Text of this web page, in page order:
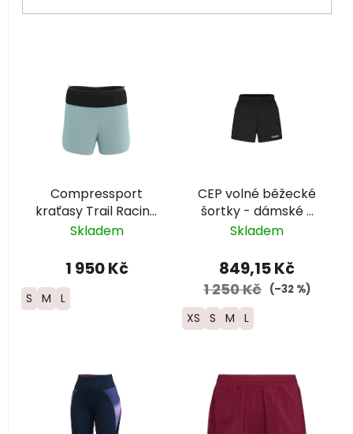
t
ů
Compressport
kraťasy Trail Racing
- dámské - světle
Skladem
1 950 Kč
S M L
CEP volné běžecké
šortky - dámské -
černá
Skladem
849,15 Kč
1 250 Kč (–32 %)
XS S M L